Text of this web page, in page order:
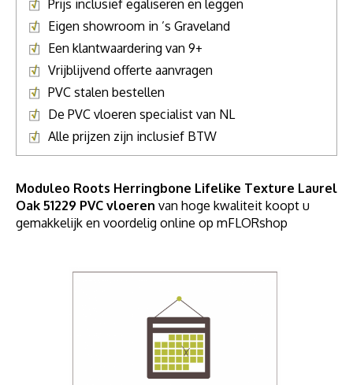
Prijs inclusief egaliseren en leggen
Eigen showroom in ’s Graveland
Een klantwaardering van 9+
Vrijblijvend offerte aanvragen
PVC stalen bestellen
De PVC vloeren specialist van NL
Alle prijzen zijn inclusief BTW
Moduleo Roots Herringbone Lifelike Texture Laurel
Oak 51229 PVC vloeren van hoge kwaliteit koopt u
gemakkelijk en voordelig online op mFLORshop